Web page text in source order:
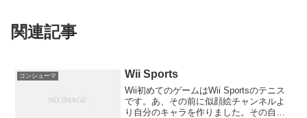
関連記事
コンシューマ Wii Sports
Wii初めてのゲームはWii Sportsのテニス
です。あ、その前に似顔絵チャンネルよ
り自分のキャラを作りました。その自分